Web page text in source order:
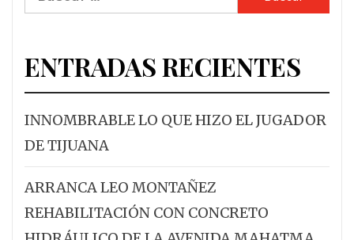
ENTRADAS RECIENTES
INNOMBRABLE LO QUE HIZO EL JUGADOR
DE TIJUANA
ARRANCA LEO MONTAÑEZ
REHABILITACIÓN CON CONCRETO